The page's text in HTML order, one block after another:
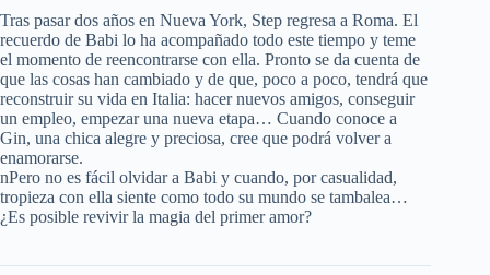
Tras pasar dos años en Nueva York, Step regresa a Roma. El
recuerdo de Babi lo ha acompañado todo este tiempo y teme
el momento de reencontrarse con ella. Pronto se da cuenta de
que las cosas han cambiado y de que, poco a poco, tendrá que
reconstruir su vida en Italia: hacer nuevos amigos, conseguir
un empleo, empezar una nueva etapa… Cuando conoce a
Gin, una chica alegre y preciosa, cree que podrá volver a
enamorarse.
nPero no es fácil olvidar a Babi y cuando, por casualidad,
tropieza con ella siente como todo su mundo se tambalea…
¿Es posible revivir la magia del primer amor?